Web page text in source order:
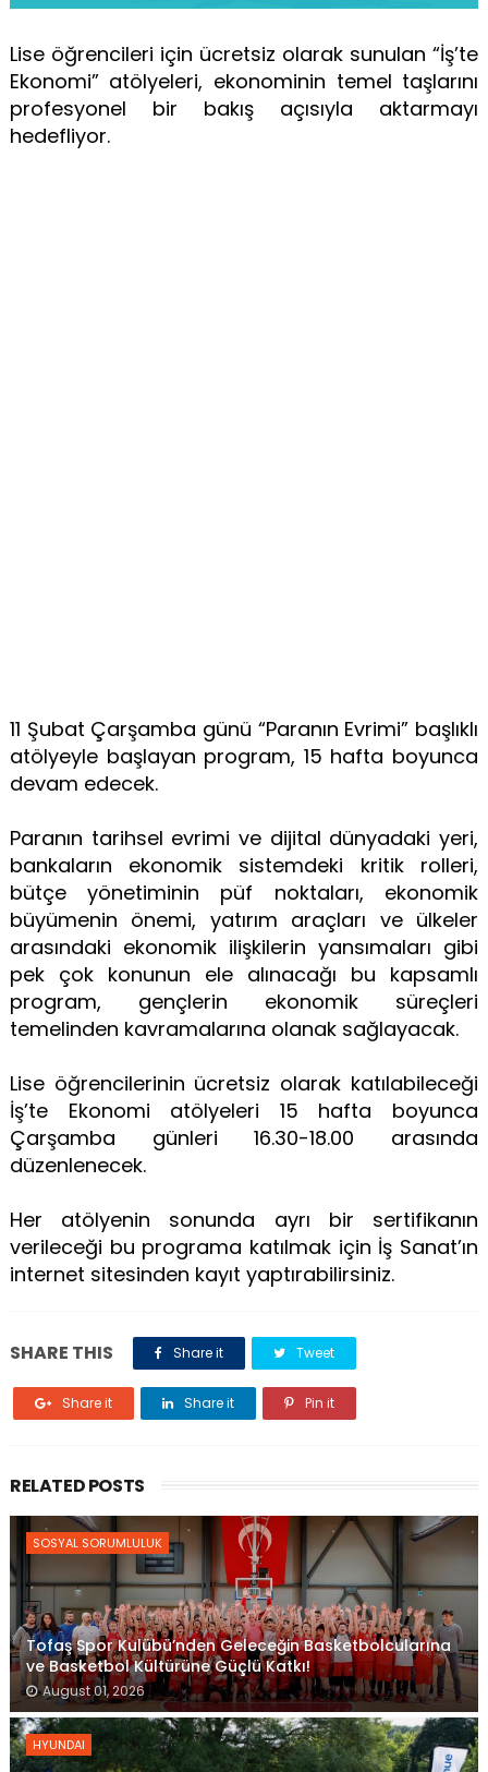
Lise öğrencileri için ücretsiz olarak sunulan “İş’te
Ekonomi” atölyeleri, ekonominin temel taşlarını
profesyonel bir bakış açısıyla aktarmayı
hedefliyor.
11 Şubat Çarşamba günü “Paranın Evrimi” başlıklı
atölyeyle başlayan program, 15 hafta boyunca
devam edecek.
Paranın tarihsel evrimi ve dijital dünyadaki yeri,
bankaların ekonomik sistemdeki kritik rolleri,
bütçe yönetiminin püf noktaları, ekonomik
büyümenin önemi, yatırım araçları ve ülkeler
arasındaki ekonomik ilişkilerin yansımaları gibi
pek çok konunun ele alınacağı bu kapsamlı
program, gençlerin ekonomik süreçleri
temelinden kavramalarına olanak sağlayacak.
Lise öğrencilerinin ücretsiz olarak katılabileceği
İş’te Ekonomi atölyeleri 15 hafta boyunca
Çarşamba günleri 16.30-18.00 arasında
düzenlenecek.
Her atölyenin sonunda ayrı bir sertifikanın
verileceği bu programa katılmak için İş Sanat’ın
internet sitesinden kayıt yaptırabilirsiniz.
SHARE THIS Share it Tweet
Share it Share it Pin it
RELATED POSTS
SOSYAL SORUMLULUK
Tofaş Spor Kulübü’nden Geleceğin Basketbolcularına
ve Basketbol Kültürüne Güçlü Katkı!
August 01, 2026
HYUNDAI